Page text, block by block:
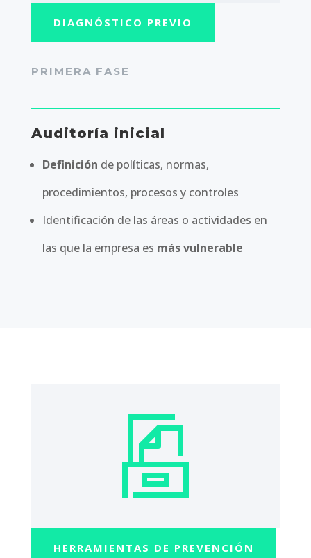
DIAGNÓSTICO PREVIO
PRIMERA FASE
Auditoría inicial
Definición de políticas, normas,
procedimientos, procesos y controles
Identificación de las áreas o actividades en
las que la empresa es más vulnerable
HERRAMIENTAS DE PREVENCIÓN